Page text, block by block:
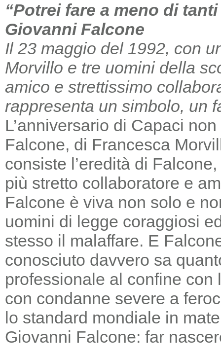
“Potrei fare a meno di
Giovanni Falcone
Il 23 maggio del 1992, con
Morvillo e tre uomini della
amico e strettissimo
rappresenta un simbolo, un
L’anniversario di Capaci
Falcone, di Francesca
consiste l’eredità di
più stretto collaboratore e
Falcone è viva non solo e
uomini di legge coraggiosi
stesso il malaffare. E
conosciuto davvero sa
professionale al confine
con condanne severe a
lo standard mondiale in
Giovanni Falcone: far